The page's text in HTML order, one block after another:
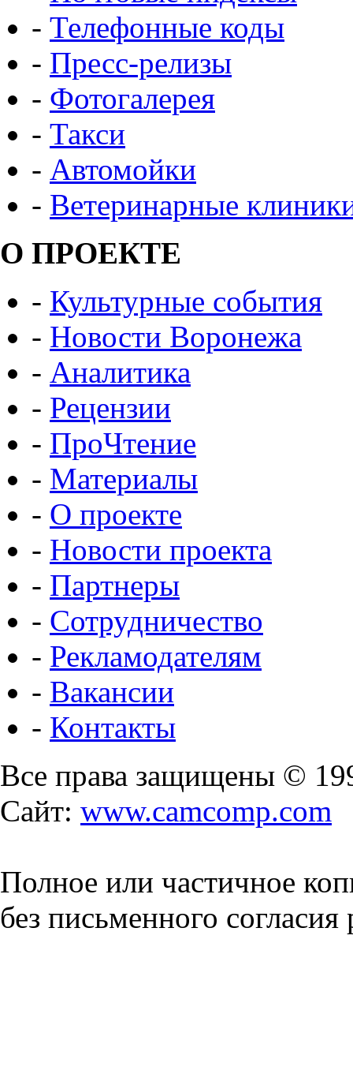
- Телефонные коды
- Пресс-релизы
- Фотогалерея
- Такси
- Автомойки
- Ветеринарные
О ПРОЕКТЕ
- Культурные события
- Новости Воронежа
- Аналитика
- Рецензии
- ПроЧтение
- Материалы
- О проекте
- Новости проекта
- Партнеры
- Сотрудничество
- Рекламодателям
- Вакансии
- Контакты
Все права защищены ©
Сайт: www.camcomp.com
Полное или частичное
без письменного